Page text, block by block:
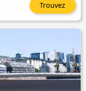
Trouvez